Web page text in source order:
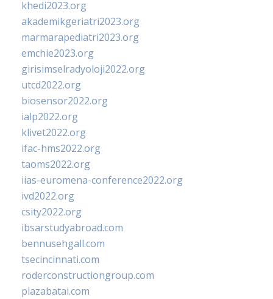
khedi2023.org
akademikgeriatri2023.org
marmarapediatri2023.org
emchie2023.org
girisimselradyoloji2022.org
utcd2022.org
biosensor2022.org
ialp2022.org
klivet2022.org
ifac-hms2022.org
taoms2022.org
iias-euromena-conference2022.org
ivd2022.org
csity2022.org
ibsarstudyabroad.com
bennusehgall.com
tsecincinnati.com
roderconstructiongroup.com
plazabatai.com